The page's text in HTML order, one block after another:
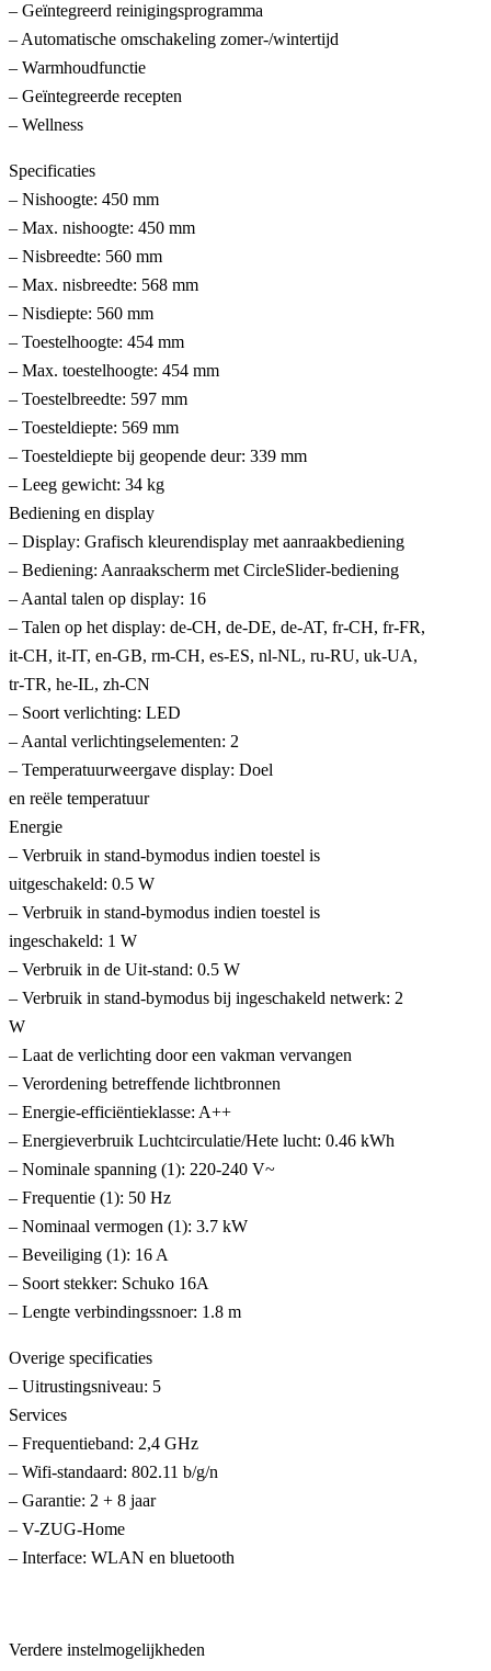
– Geïntegreerd reinigingsprogramma
– Automatische omschakeling zomer-/wintertijd
– Warmhoudfunctie
– Geïntegreerde recepten
– Wellness
Specificaties
– Nishoogte: 450 mm
– Max. nishoogte: 450 mm
– Nisbreedte: 560 mm
– Max. nisbreedte: 568 mm
– Nisdiepte: 560 mm
– Toestelhoogte: 454 mm
– Max. toestelhoogte: 454 mm
– Toestelbreedte: 597 mm
– Toesteldiepte: 569 mm
– Toesteldiepte bij geopende deur: 339 mm
– Leeg gewicht: 34 kg
Bediening en display
– Display: Grafisch kleurendisplay met aanraakbediening
– Bediening: Aanraakscherm met CircleSlider-bediening
– Aantal talen op display: 16
– Talen op het display: de-CH, de-DE, de-AT, fr-CH, fr-FR,
it-CH, it-IT, en-GB, rm-CH, es-ES, nl-NL, ru-RU, uk-UA,
tr-TR, he-IL, zh-CN
– Soort verlichting: LED
– Aantal verlichtingselementen: 2
– Temperatuurweergave display: Doel
en reële temperatuur
Energie
– Verbruik in stand-bymodus indien toestel is
uitgeschakeld: 0.5 W
– Verbruik in stand-bymodus indien toestel is
ingeschakeld: 1 W
– Verbruik in de Uit-stand: 0.5 W
– Verbruik in stand-bymodus bij ingeschakeld netwerk: 2
W
– Laat de verlichting door een vakman vervangen
– Verordening betreffende lichtbronnen
– Energie-efficiëntieklasse: A++
– Energieverbruik Luchtcirculatie/Hete lucht: 0.46 kWh
– Nominale spanning (1): 220-240 V~
– Frequentie (1): 50 Hz
– Nominaal vermogen (1): 3.7 kW
– Beveiliging (1): 16 A
– Soort stekker: Schuko 16A
– Lengte verbindingssnoer: 1.8 m
Overige specificaties
– Uitrustingsniveau: 5
Services
– Frequentieband: 2,4 GHz
– Wifi-standaard: 802.11 b/g/n
– Garantie: 2 + 8 jaar
– V-ZUG-Home
– Interface: WLAN en bluetooth
Verdere instelmogelijkheden